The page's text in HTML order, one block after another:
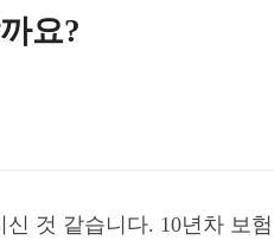
요?
것 같습니다. 10년차 보험